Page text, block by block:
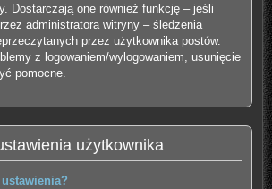
Dostarczają one również funkcję – jeśli
administratora witryny – śledzenia
przez użytkownika postów.
z logowaniem/wylogowaniem, usunięcie
pomocne.
użytkownika